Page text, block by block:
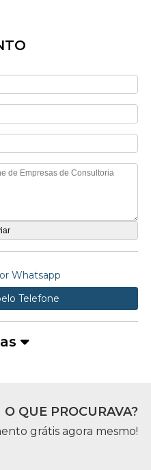
Whatsapp
Telefone
QUE PROCURAVA?
grátis agora mesmo!